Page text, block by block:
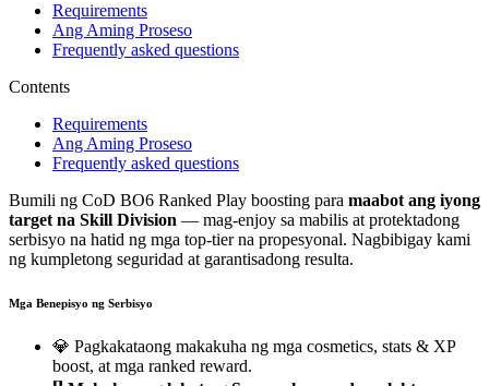
Requirements
Ang Aming Proseso
Frequently asked questions
Contents
Requirements
Ang Aming Proseso
Frequently asked questions
Bumili ng CoD BO6 Ranked Play boosting para maabot ang iyong
target na Skill Division — mag-enjoy sa mabilis at protektadong
serbisyo na hatid ng mga top-tier na propesyonal. Nagbibigay kami
ng kumpletong seguridad at garantisadong resulta.
Mga Benepisyo ng Serbisyo
💎 Pagkakataong makakuha ng mga cosmetics, stats & XP
boost, at mga ranked reward.